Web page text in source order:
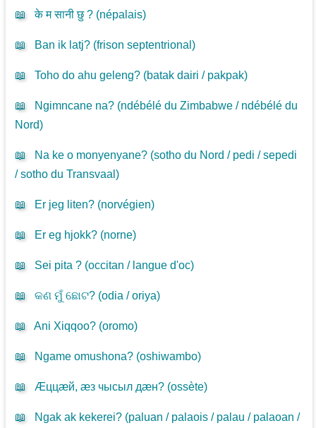
📖 के म सानी छु ? (népalais)
📖 Ban ik latj? (frison septentrional)
📖 Toho do ahu geleng? (batak dairi / pakpak)
📖 Ngimncane na? (ndébélé du Zimbabwe / ndébélé du
Nord)
📖 Na ke o monyenyane? (sotho du Nord / pedi / sepedi
/ sotho du Transvaal)
📖 Er jeg liten? (norvégien)
📖 Er eg hjokk? (norne)
📖 Sei pita ? (occitan / langue d'oc)
📖 କଣ ମୁଁ ଛୋଟ? (odia / oriya)
📖 Ani Xiqqoo? (oromo)
📖 Ngame omushona? (oshiwambo)
📖 Æццæй, æз чысыл дæн? (ossète)
📖 Ngak ak kekerei? (paluan / palaois / palau / palaoan /